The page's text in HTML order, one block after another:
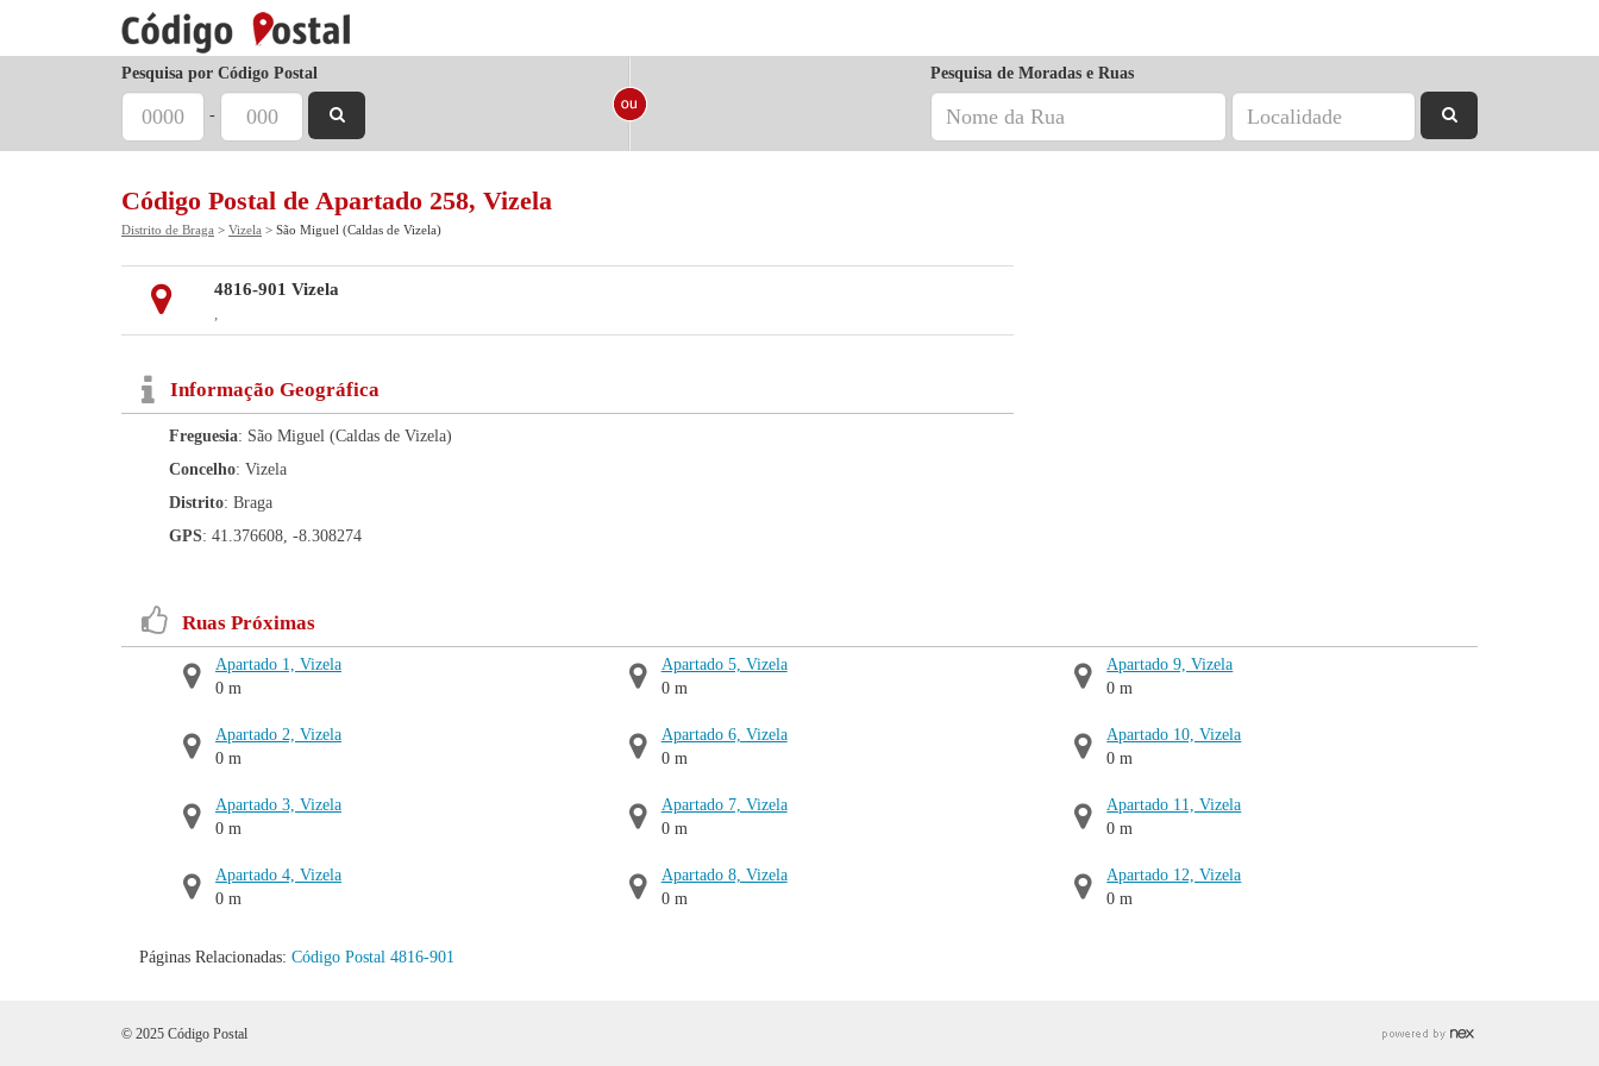
Pesquisa por Código Postal
-
Pesquisa de Moradas e Ruas
Código Postal de Apartado 258, Vizela
Distrito de Braga > Vizela > São Miguel (Caldas de Vizela)
4816-901 Vizela
,
Informação Geográfica
Freguesia: São Miguel (Caldas de Vizela)
Concelho: Vizela
Distrito: Braga
GPS: 41.376608, -8.308274
Ruas Próximas
Apartado 1, Vizela
0 m
Apartado 2, Vizela
0 m
Apartado 3, Vizela
0 m
Apartado 4, Vizela
0 m
Apartado 5, Vizela
0 m
Apartado 6, Vizela
0 m
Apartado 7, Vizela
0 m
Apartado 8, Vizela
0 m
Apartado 9, Vizela
0 m
Apartado 10, Vizela
0 m
Apartado 11, Vizela
0 m
Apartado 12, Vizela
0 m
Páginas Relacionadas: Código Postal 4816-901
© 2025 Código Postal